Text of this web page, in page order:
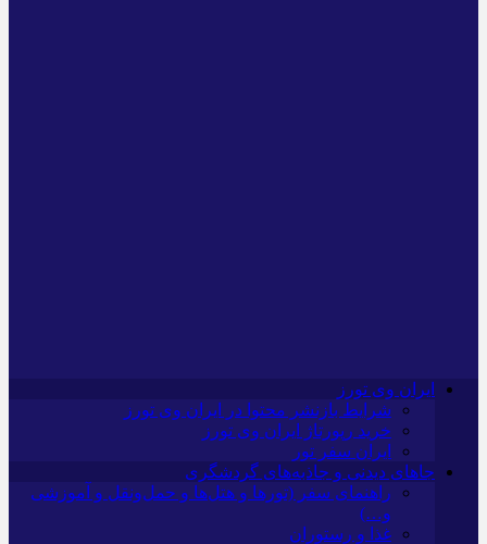
ایران وی تورز
شرایط بازنشر محتوا در ایران وی تورز
خرید رپورتاژ ایران وی تورز
ایران سفر تور
جاهای دیدنی و جاذبه‌های گردشگری
راهنمای سفر (تورها و هتل‌ها و حمل‌و‌نقل و آموزشی
و…)
غذا و رستوران